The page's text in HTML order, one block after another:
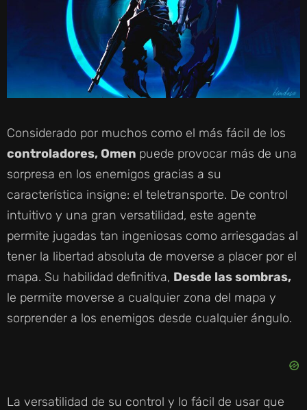
Considerado por muchos como el más fácil de los
controladores, Omen puede provocar más de una
sorpresa en los enemigos gracias a su
característica insigne: el teletransporte. De control
intuitivo y una gran versatilidad, este agente
permite jugadas tan ingeniosas como arriesgadas al
tener la libertad absoluta de moverse a placer por el
mapa. Su habilidad definitiva, Desde las sombras,
le permite moverse a cualquier zona del mapa y
sorprender a los enemigos desde cualquier ángulo.
La versatilidad de su control y lo fácil de usar que